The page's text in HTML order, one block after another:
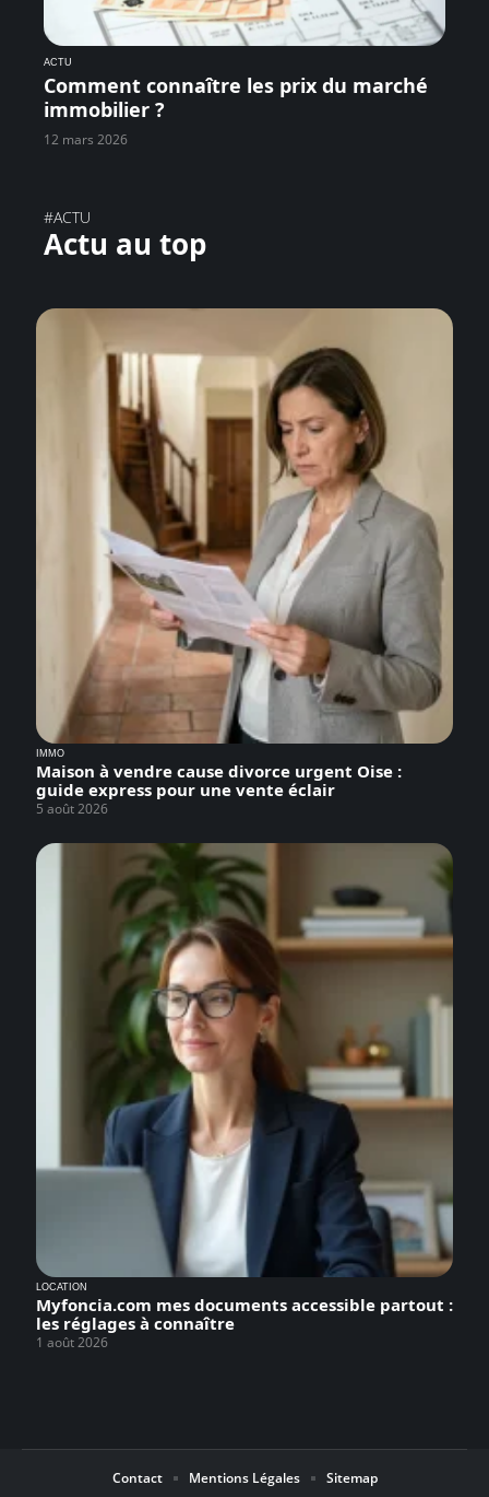
ACTU
Comment connaître les prix du marché
immobilier ?
12 mars 2026
#ACTU
Actu au top
IMMO
Maison à vendre cause divorce urgent Oise :
guide express pour une vente éclair
5 août 2026
LOCATION
Myfoncia.com mes documents accessible partout :
les réglages à connaître
1 août 2026
Contact Mentions Légales Sitemap